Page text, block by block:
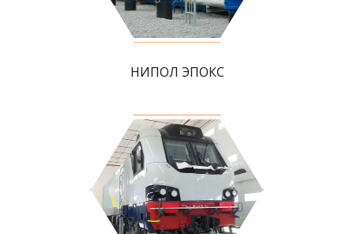
НИПОЛ ЭПОКС